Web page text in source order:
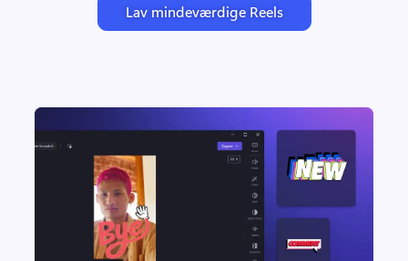
Lav mindeværdige Reels